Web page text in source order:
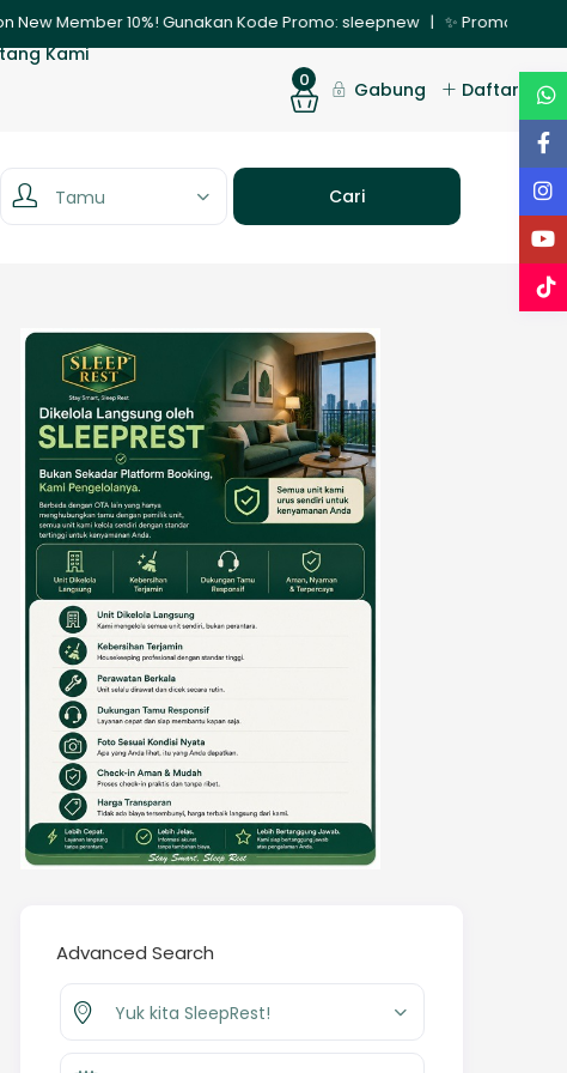
Gunakan Kode Promo: sleepnew | ✨ Promo Nginap 30 Hari –
Kami
0 Gabung Daftar
Tamu
Advanced Search
Yuk kita SleepRest!